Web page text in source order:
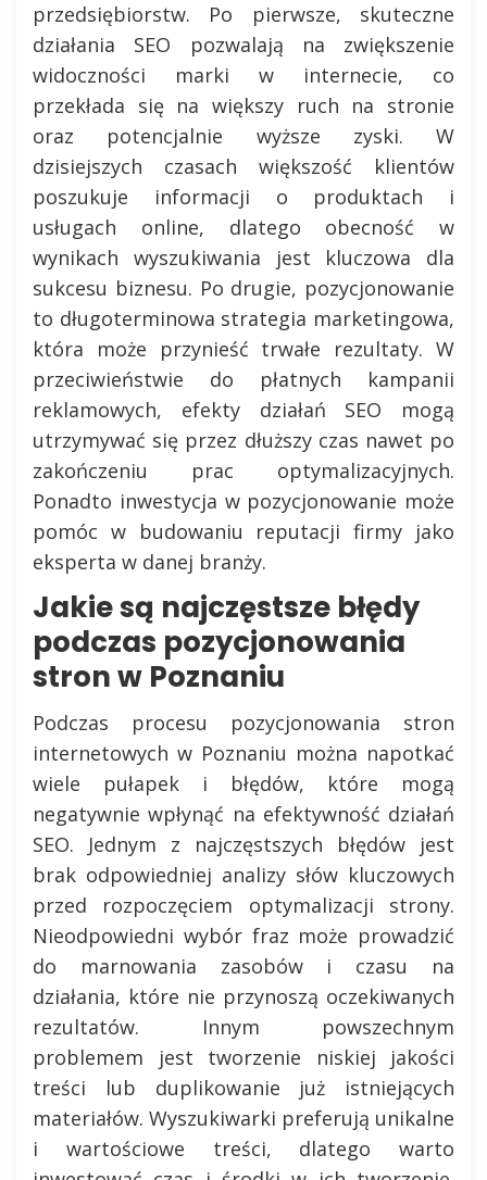
przedsiębiorstw. Po pierwsze, skuteczne
działania SEO pozwalają na zwiększenie
widoczności marki w internecie, co
przekłada się na większy ruch na stronie
oraz potencjalnie wyższe zyski. W
dzisiejszych czasach większość klientów
poszukuje informacji o produktach i
usługach online, dlatego obecność w
wynikach wyszukiwania jest kluczowa dla
sukcesu biznesu. Po drugie, pozycjonowanie
to długoterminowa strategia marketingowa,
która może przynieść trwałe rezultaty. W
przeciwieństwie do płatnych kampanii
reklamowych, efekty działań SEO mogą
utrzymywać się przez dłuższy czas nawet po
zakończeniu prac optymalizacyjnych.
Ponadto inwestycja w pozycjonowanie może
pomóc w budowaniu reputacji firmy jako
eksperta w danej branży.
Jakie są najczęstsze błędy
podczas pozycjonowania
stron w Poznaniu
Podczas procesu pozycjonowania stron
internetowych w Poznaniu można napotkać
wiele pułapek i błędów, które mogą
negatywnie wpłynąć na efektywność działań
SEO. Jednym z najczęstszych błędów jest
brak odpowiedniej analizy słów kluczowych
przed rozpoczęciem optymalizacji strony.
Nieodpowiedni wybór fraz może prowadzić
do marnowania zasobów i czasu na
działania, które nie przynoszą oczekiwanych
rezultatów. Innym powszechnym
problemem jest tworzenie niskiej jakości
treści lub duplikowanie już istniejących
materiałów. Wyszukiwarki preferują unikalne
i wartościowe treści, dlatego warto